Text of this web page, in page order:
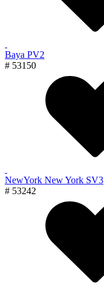
Baya PV2
# 53150
NewYork New York SV3
# 53242